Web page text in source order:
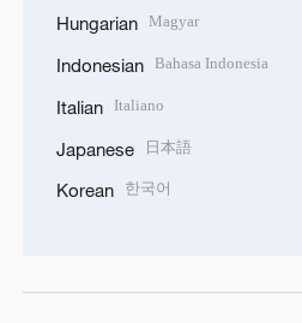
Hungarian Magyar
Indonesian Bahasa Indonesia
Italian Italiano
Japanese 日本語
Korean 한국어